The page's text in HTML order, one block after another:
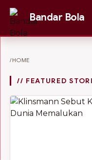
Bandar Bola
/HOME
// FEATURED